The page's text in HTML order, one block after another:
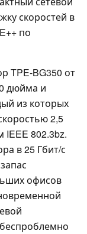
скоростей в
по
TPE-BG350 от
дюйма и
из которых
2,5
IEEE 802.3bz.
в 25 Гбит/с
офисов